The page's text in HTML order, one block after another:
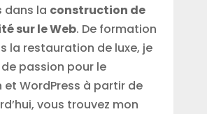
dans la construction de
sur le Web. De formation
la restauration de luxe, je
passion pour le
et WordPress à partir de
vous trouvez mon